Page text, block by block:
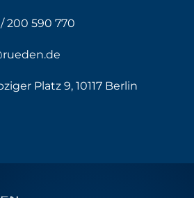
200 590 770
Platz 9, 10117 Berlin